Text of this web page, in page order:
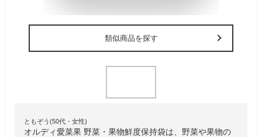
類似商品を探す
ともぞう(50代・女性)
オルディ愛菜果 野菜・果物鮮度保持袋は、野菜や果物の